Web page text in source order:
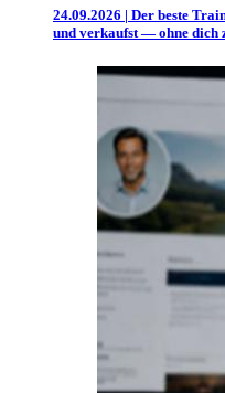
24.09.2026 | Der beste
und verkaufst — ohne dich